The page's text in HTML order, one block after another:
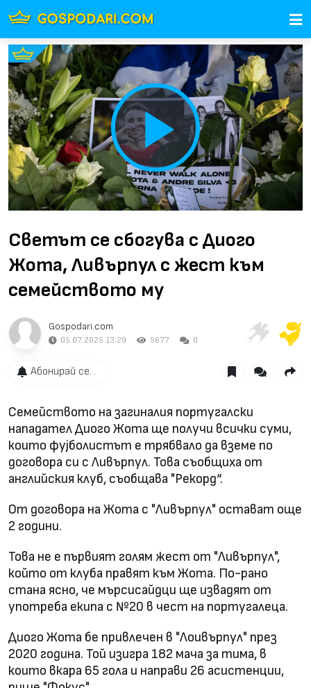
Play
Video
Светът се сбогува с Диого
Жота, Ливърпул с жест към
семейството му
Gospodari.com
05.07.2025 13:29 5677 0
Абонирай се...
Семейството на загиналия португалски
нападател Диого Жота ще получи всички суми,
които фуjболистът е трябвало да вземе по
договора си с Ливърпул. Това съобщиха от
английския клуб, съобщава "Рекорд“.
От договора на Жота с "Ливърпул" остават още
2 години.
Това не е първият голям жест от "Ливърпул",
който от клуба правят към Жота. По-рано
стана ясно, че мърсисайдци ще извадят от
употреба екипа с №20 в чест на португалеца.
Диого Жота бе привлечен в "Лоивърпул" през
2020 година. Той изигра 182 мача за тима, в
които вкара 65 гола и направи 26 асистенции,